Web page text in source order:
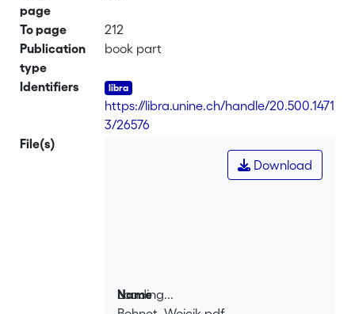
page
To page
212
Publication
type
book part
Identifiers
https://libra.unine.ch/handle/20.500.1471
3/26576
File(s)
Loading...
Download
Name